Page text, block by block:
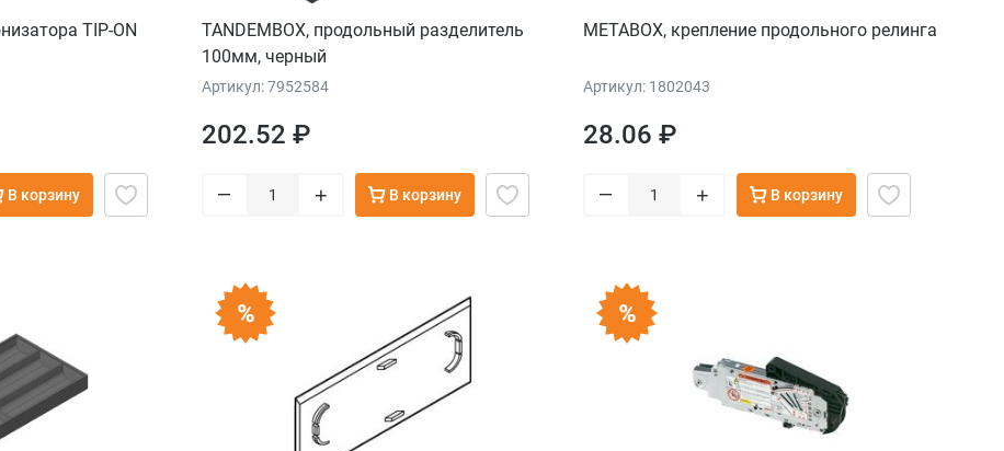
TIP-ON
В корзину
TANDEMBOX, продольный разделитель
100мм, черный
Артикул: 7952584
202.52 ₽
– + В корзину
METABOX, крепление продольного релинга
Артикул: 1802043
28.06 ₽
– + В корзину